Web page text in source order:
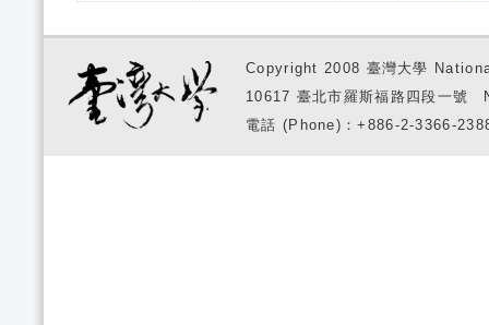
Copyright 2008 臺灣大學
10617 臺北市羅斯福路四段一
電話 (Phone)：+886-2-3366-